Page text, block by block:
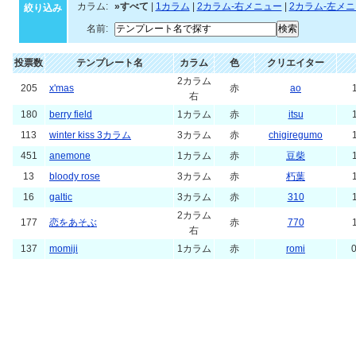
絞り込み
カラム:
»すべて 1カラム 2カラム-右メニュー
2カラム-左メ
名前:
投票数 テンプレート名 カラム 色 クリエイター
205 x'mas
2カラム
右
赤 ao
180 berry field 1カラム 赤 itsu
113
winter kiss 3カラム 3カラム 赤 chigiregumo
451
anemone 1カラム 赤 豆柴
13
bloody rose 3カラム 赤 朽葉
16
galtic 3カラム 赤 310
177 恋をあそぶ
2カラム
右
赤 770
137 momiji 1カラム 赤 romi